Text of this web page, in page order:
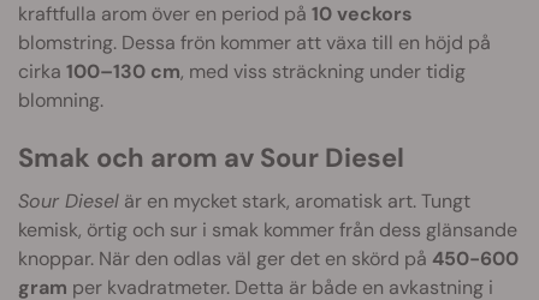
kraftfulla arom över en period på 10 veckors
blomstring. Dessa frön kommer att växa till en höjd på
cirka 100–130 cm, med viss sträckning under tidig
blomning.
Smak och arom av Sour Diesel
Sour Diesel är en mycket stark, aromatisk art. Tungt
kemisk, örtig och sur i smak kommer från dess glänsande
knoppar. När den odlas väl ger det en skörd på 450-600
gram per kvadratmeter. Detta är både en avkastning i